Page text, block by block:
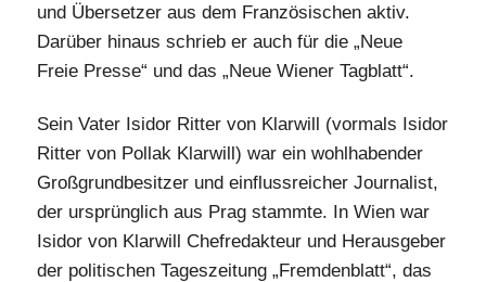
und Übersetzer aus dem Französischen aktiv.
Darüber hinaus schrieb er auch für die „Neue
Freie Presse“ und das „Neue Wiener Tagblatt“.
Sein Vater Isidor Ritter von Klarwill (vormals Isidor
Ritter von Pollak Klarwill) war ein wohlhabender
Großgrundbesitzer und einflussreicher Journalist,
der ursprünglich aus Prag stammte. In Wien war
Isidor von Klarwill Chefredakteur und Herausgeber
der politischen Tageszeitung „Fremdenblatt“, das